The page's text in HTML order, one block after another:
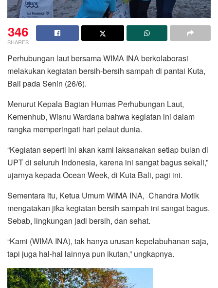
346
SHARES
Perhubungan laut bersama WIMA INA berkolaborasi
melakukan kegiatan bersih-bersih sampah di pantai Kuta,
Bali pada Senin (26/6).
Menurut Kepala Bagian Humas Perhubungan Laut,
Kemenhub, Wisnu Wardana bahwa kegiatan ini dalam
rangka memperingati hari pelaut dunia.
“Kegiatan seperti ini akan kami laksanakan setiap bulan di
UPT di seluruh Indonesia, karena ini sangat bagus sekali,”
ujarnya kepada Ocean Week, di Kuta Bali, pagi ini.
Sementara itu, Ketua Umum WIMA INA, Chandra Motik
mengatakan jika kegiatan bersih sampah ini sangat bagus.
Sebab, lingkungan jadi bersih, dan sehat.
“Kami (WIMA INA), tak hanya urusan kepelabuhanan saja,
tapi juga hal-hal lainnya pun ikutan,” ungkapnya.